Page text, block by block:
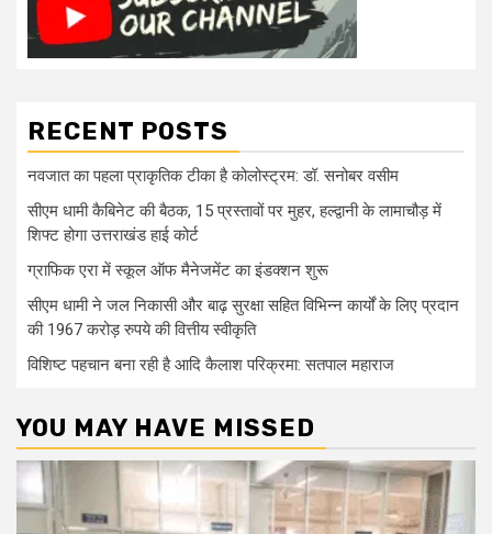
RECENT POSTS
नवजात का पहला प्राकृतिक टीका है कोलोस्ट्रम: डॉ. सनोबर वसीम
सीएम धामी कैबिनेट की बैठक, 15 प्रस्तावों पर मुहर, हल्द्वानी के लामाचौड़ में
शिफ्ट होगा उत्तराखंड हाई कोर्ट
ग्राफिक एरा में स्कूल ऑफ मैनेजमेंट का इंडक्शन शुरू
सीएम धामी ने जल निकासी और बाढ़ सुरक्षा सहित विभिन्न कार्यों के लिए प्रदान
की 1967 करोड़ रुपये की वित्तीय स्वीकृति
विशिष्ट पहचान बना रही है आदि कैलाश परिक्रमा: सतपाल महाराज
YOU MAY HAVE MISSED